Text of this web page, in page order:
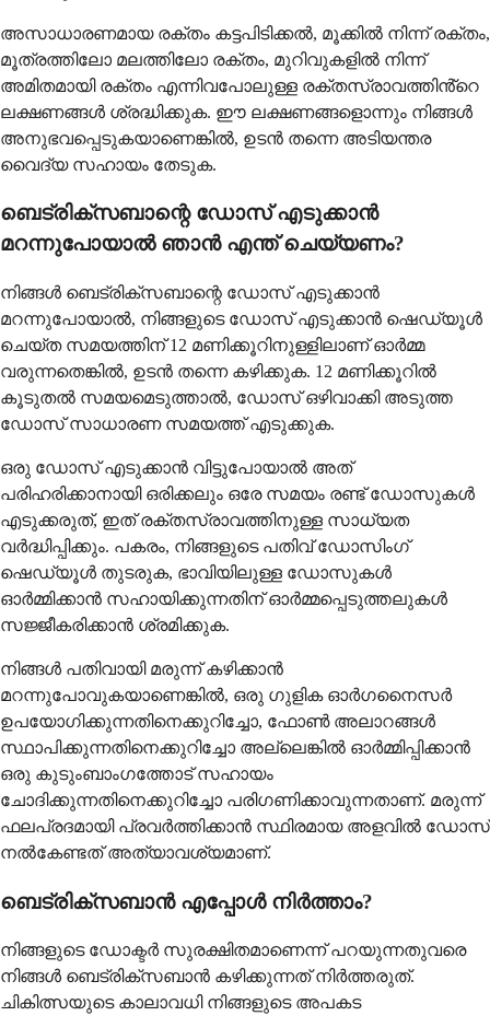
അസാധാരണമായ രക്തം കട്ടപിടിക്കൽ, മൂക്കിൽ നിന്ന് രക്തം,
മൂത്രത്തിലോ മലത്തിലോ രക്തം, മുറിവുകളിൽ നിന്ന്
അമിതമായി രക്തം എന്നിവപോലുള്ള രക്തസ്രാവത്തിൻ്റെ
ലക്ഷണങ്ങൾ ശ്രദ്ധിക്കുക. ഈ ലക്ഷണങ്ങളൊന്നും നിങ്ങൾ
അനുഭവപ്പെടുകയാണെങ്കിൽ, ഉടൻ തന്നെ അടിയന്തര
വൈദ്യ സഹായം തേടുക.
ബെട്രിക്സബാന്റെ ഡോസ് എടുക്കാൻ
മറന്നുപോയാൽ ഞാൻ എന്ത് ചെയ്യണം?
നിങ്ങൾ ബെട്രിക്സബാന്റെ ഡോസ് എടുക്കാൻ
മറന്നുപോയാൽ, നിങ്ങളുടെ ഡോസ് എടുക്കാൻ ഷെഡ്യൂൾ
ചെയ്ത സമയത്തിന് 12 മണിക്കൂറിനുള്ളിലാണ് ഓർമ്മ
വരുന്നതെങ്കിൽ, ഉടൻ തന്നെ കഴിക്കുക. 12 മണിക്കൂറിൽ
കൂടുതൽ സമയമെടുത്താൽ, ഡോസ് ഒഴിവാക്കി അടുത്ത
ഡോസ് സാധാരണ സമയത്ത് എടുക്കുക.
ഒരു ഡോസ് എടുക്കാൻ വിട്ടുപോയാൽ അത്
പരിഹരിക്കാനായി ഒരിക്കലും ഒരേ സമയം രണ്ട് ഡോസുകൾ
എടുക്കരുത്, ഇത് രക്തസ്രാവത്തിനുള്ള സാധ്യത
വർദ്ധിപ്പിക്കും. പകരം, നിങ്ങളുടെ പതിവ് ഡോസിംഗ്
ഷെഡ്യൂൾ തുടരുക, ഭാവിയിലുള്ള ഡോസുകൾ
ഓർമ്മിക്കാൻ സഹായിക്കുന്നതിന് ഓർമ്മപ്പെടുത്തലുകൾ
സജ്ജീകരിക്കാൻ ശ്രമിക്കുക.
നിങ്ങൾ പതിവായി മരുന്ന് കഴിക്കാൻ
മറന്നുപോവുകയാണെങ്കിൽ, ഒരു ഗുളിക ഓർഗനൈസർ
ഉപയോഗിക്കുന്നതിനെക്കുറിച്ചോ, ഫോൺ അലാറങ്ങൾ
സ്ഥാപിക്കുന്നതിനെക്കുറിച്ചോ അല്ലെങ്കിൽ ഓർമ്മിപ്പിക്കാൻ
ഒരു കുടുംബാംഗത്തോട് സഹായം
ചോദിക്കുന്നതിനെക്കുറിച്ചോ പരിഗണിക്കാവുന്നതാണ്. മരുന്ന്
ഫലപ്രദമായി പ്രവർത്തിക്കാൻ സ്ഥിരമായ അളവിൽ ഡോസ്
നൽകേണ്ടത് അത്യാവശ്യമാണ്.
ബെട്രിക്സബാൻ എപ്പോൾ നിർത്താം?
നിങ്ങളുടെ ഡോക്ടർ സുരക്ഷിതമാണെന്ന് പറയുന്നതുവരെ
നിങ്ങൾ ബെട്രിക്സബാൻ കഴിക്കുന്നത് നിർത്തരുത്.
ചികിത്സയുടെ കാലാവധി നിങ്ങളുടെ അപകട